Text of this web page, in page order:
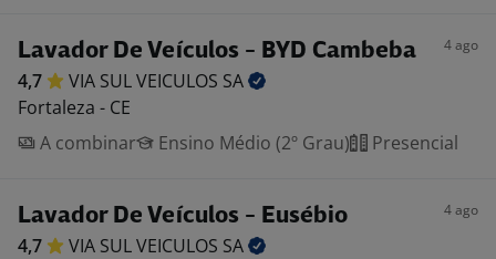
Lavador De Veículos - BYD Cambeba 4 ago
4,7 VIA SUL VEICULOS SA
Fortaleza - CE
A combinar
Ensino Médio (2º Grau) Presencial
Lavador De Veículos - Eusébio 4 ago
4,7 VIA SUL VEICULOS SA